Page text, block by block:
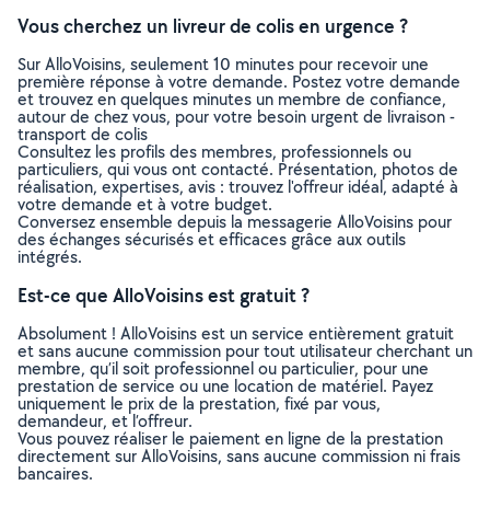
Vous cherchez un livreur de colis en urgence ?
Sur AlloVoisins, seulement 10 minutes pour recevoir une
première réponse à votre demande. Postez votre demande
et trouvez en quelques minutes un membre de confiance,
autour de chez vous, pour votre besoin urgent de livraison -
transport de colis
Consultez les profils des membres, professionnels ou
particuliers, qui vous ont contacté. Présentation, photos de
réalisation, expertises, avis : trouvez l'offreur idéal, adapté à
votre demande et à votre budget.
Conversez ensemble depuis la messagerie AlloVoisins pour
des échanges sécurisés et efficaces grâce aux outils
intégrés.
Est-ce que AlloVoisins est gratuit ?
Absolument ! AlloVoisins est un service entièrement gratuit
et sans aucune commission pour tout utilisateur cherchant un
membre, qu’il soit professionnel ou particulier, pour une
prestation de service ou une location de matériel. Payez
uniquement le prix de la prestation, fixé par vous,
demandeur, et l’offreur.
Vous pouvez réaliser le paiement en ligne de la prestation
directement sur AlloVoisins, sans aucune commission ni frais
bancaires.